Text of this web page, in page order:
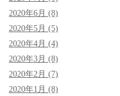
2020年6月 (8)
2020年5月 (5)
2020年4月 (4)
2020年3月 (8)
2020年2月 (7)
2020年1月 (8)